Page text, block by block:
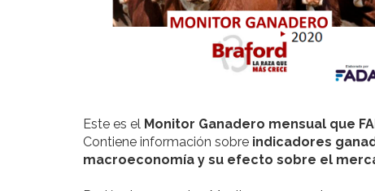
Este es el Monitor Ganadero mensual que
Contiene información sobre indicadores
macroeconomía y su efecto sobre el